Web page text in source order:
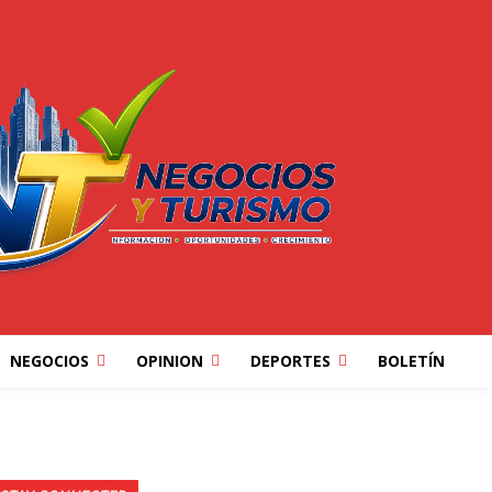
NEGOCIOS OPINION DEPORTES BOLETÍN